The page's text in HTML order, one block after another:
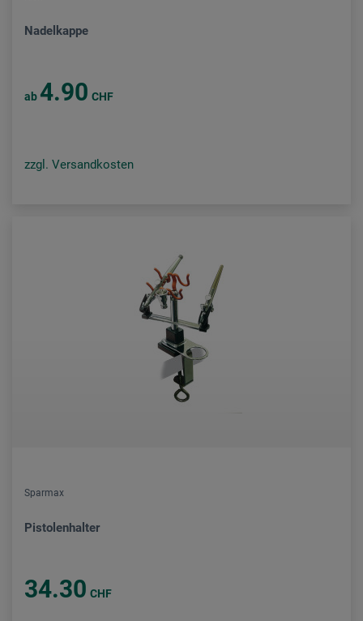
Nadelkappe
ab 4.90 CHF
zzgl. Versandkosten
Sparmax
Pistolenhalter
34.30 CHF